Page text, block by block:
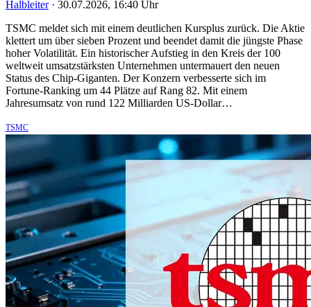
Halbleiter · 30.07.2026, 16:40 Uhr
TSMC meldet sich mit einem deutlichen Kursplus zurück. Die Aktie
klettert um über sieben Prozent und beendet damit die jüngste Phase
hoher Volatilität. Ein historischer Aufstieg in den Kreis der 100
weltweit umsatzstärksten Unternehmen untermauert den neuen
Status des Chip-Giganten. Der Konzern verbesserte sich im
Fortune-Ranking um 44 Plätze auf Rang 82. Mit einem
Jahresumsatz von rund 122 Milliarden US-Dollar…
TSMC